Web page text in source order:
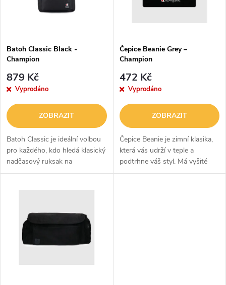
p
r
o
d
u
s
p
r
o
d
u
Batoh Classic Black -
Champion
879 Kč
Vyprodáno
ZOBRAZIT
Batoh Classic je ideální volbou
pro každého, kdo hledá klasický
nadčasový ruksak na
každodenní použití. Nabízí
Čepice Beanie Grey –
Champion
472 Kč
Vyprodáno
ZOBRAZIT
Čepice Beanie je zimní klasika,
která vás udrží v teple a
podtrhne váš styl. Má vyšité
logo Champion a je vyrobena z